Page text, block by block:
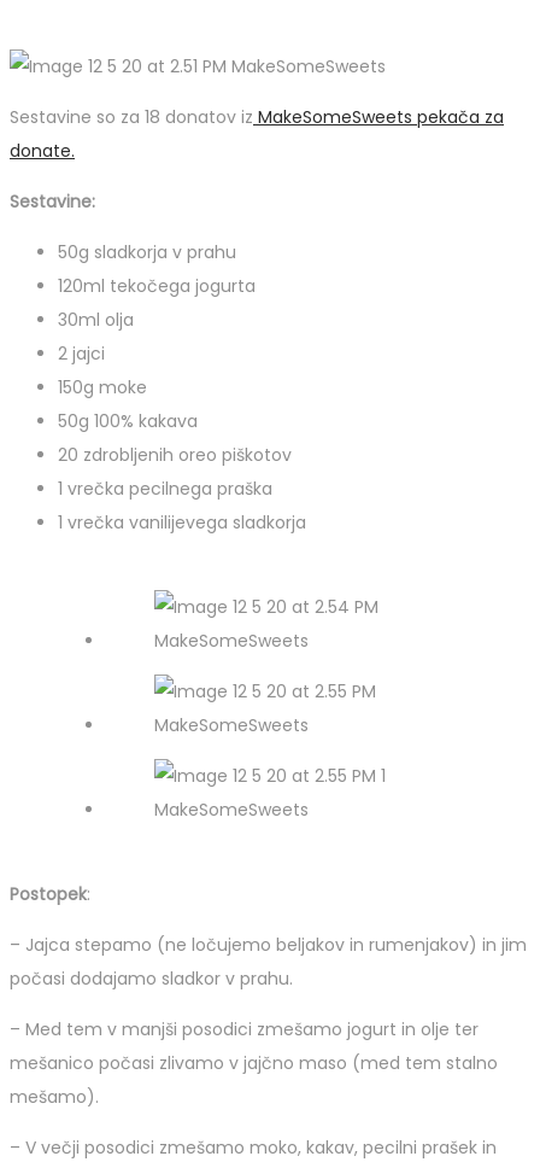
Sestavine so za 18 donatov iz MakeSomeSweets pekača za
donate.
Sestavine:
50g sladkorja v prahu
120ml tekočega jogurta
30ml olja
2 jajci
150g moke
50g 100% kakava
20 zdrobljenih oreo piškotov
1 vrečka pecilnega praška
1 vrečka vanilijevega sladkorja
Postopek:
– Jajca stepamo (ne ločujemo beljakov in rumenjakov) in jim
počasi dodajamo sladkor v prahu.
– Med tem v manjši posodici zmešamo jogurt in olje ter
mešanico počasi zlivamo v jajčno maso (med tem stalno
mešamo).
– V večji posodici zmešamo moko, kakav, pecilni prašek in